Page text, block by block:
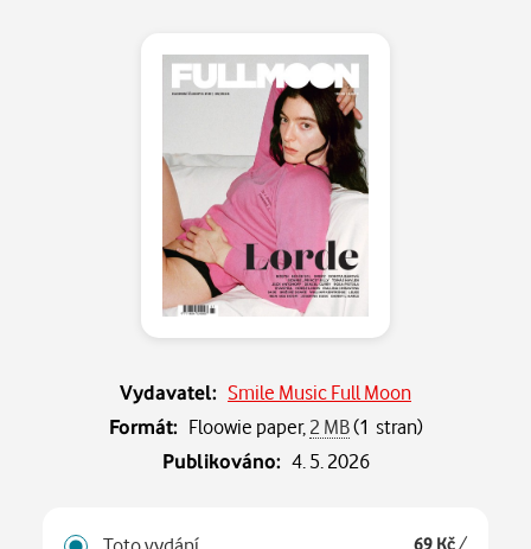
Vydavatel: Smile Music Full Moon
Formát: Floowie paper,2 MB(1 stran)
Publikováno: 4. 5. 2026
69 Kč/